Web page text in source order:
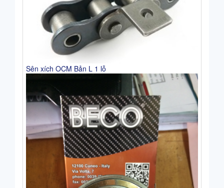
Sên xích OCM Bản L 1 lỗ